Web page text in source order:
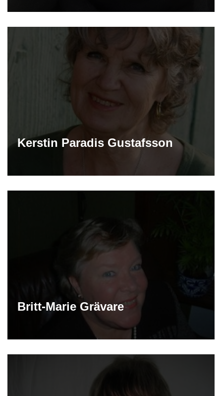
Kerstin Paradis Gustafsson
Britt-Marie Grävare